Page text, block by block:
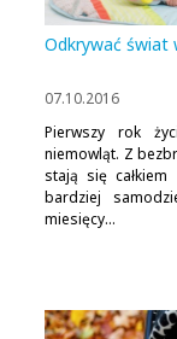
Odkrywać świat
07.10.2016
Pierwszy rok
niemowląt. Z
stają się
bardziej
miesięcy...